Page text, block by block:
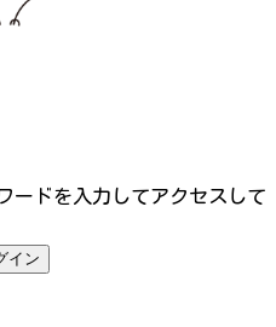
ードを入力してアクセスして